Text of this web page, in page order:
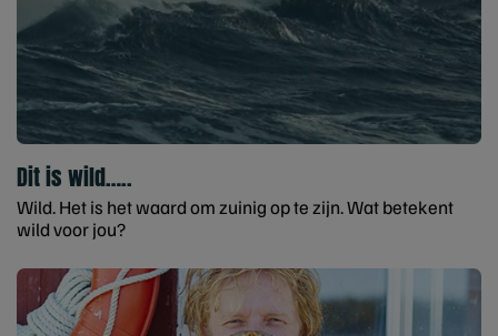
Dit is wild…..
Wild. Het is het waard om zuinig op te zijn. Wat betekent
wild voor jou?